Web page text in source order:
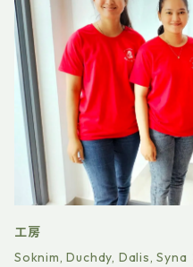
工房
Soknim, Duchdy, Dalis, Syna